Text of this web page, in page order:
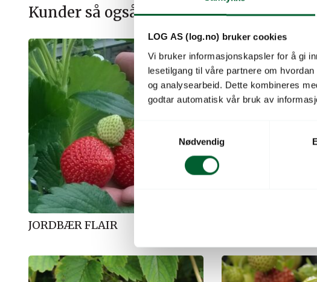
LOG AS (log.no) bruker cookies
Vi bruker informasjonskapsler for å gi
lesetilgang til våre partnere om
og analysearbeid. Dette kombineres
godtar automatisk vår bruk av
S
a
m
t
y
k
k
v
a
l
Nødvendig
Kunder så også på
JORDBÆR FLAIR